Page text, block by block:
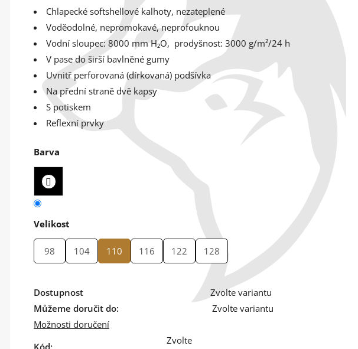
Chlapecké softshellové kalhoty, nezateplené
Voděodolné, nepromokavé, neprofouknou
Vodní sloupec: 8000 mm H₂O, prodyšnost: 3000 g/m²/24 h
V pase do širší bavlněné gumy
Uvnitř perforovaná (dírkovaná) podšívka
Na přední straně dvě kapsy
S potiskem
Reflexní prvky
Barva
Velikost
98 104 110 116 122 128
Dostupnost
Zvolte variantu
Můžeme doručit do:
Zvolte variantu
Možnosti doručení
Zvolte